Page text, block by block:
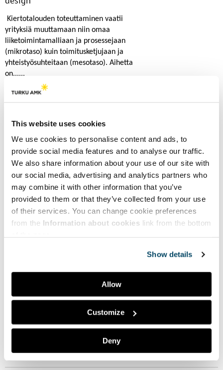
This website uses cookies
We use cookies to personalise content and ads, to
provide social media features and to analyse our traffic.
We also share information about your use of our site with
our social media, advertising and analytics partners who
may combine it with other information that you’ve
provided to them or that they’ve collected from your use
of their services. You can change cookie preferences
from the Information about cookies link from the bottom
Show details
Allow
Customize
Deny
Kiertotalouden toteuttaminen vaatii
yrityksiä muuttamaan niin omaa
liiketoimintamalliaan ja prosessejaan
(mikrotaso) kuin toimitusketjujaan ja
yhteistyösuhteitaan (mesotaso). Aihetta
on......
Lue lisää
White paper: Kestävä ja uudistuva
yhteiskunta
Strategisen tutkimuksen neuvoston
rahoittaman Kestävän kasvun avaimet
(GROWTH) -ohjelman White Paper
”Kestävä ja uudistuva yhteiskunta” tuottaa
tutkimukseen perustuvia näkökulmia ja......